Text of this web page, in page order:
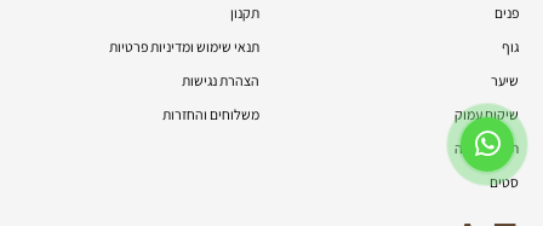
פנים
גוף
שיער
שיקום עמוק
תוספי תזונה
סטים
תקנון
תנאי שימוש ומדיניות פרטיות
הצהרת נגישות
משלוחים והחזרות